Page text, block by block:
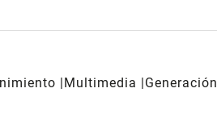
Multimedia
Generación